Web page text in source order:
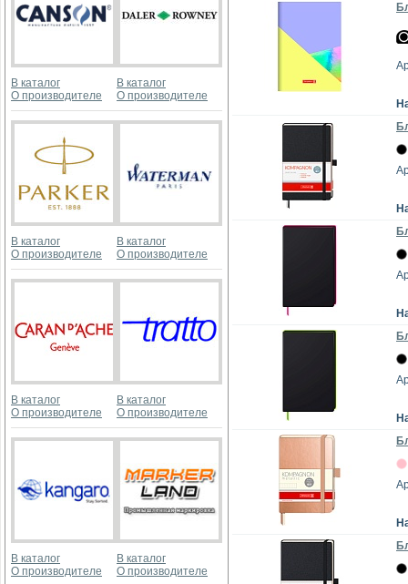
В каталог
О производителе
В каталог
О производителе
В каталог
О производителе
В каталог
О производителе
В каталог
О производителе
В каталог
О производителе
В каталог
О производителе
В каталог
О производителе